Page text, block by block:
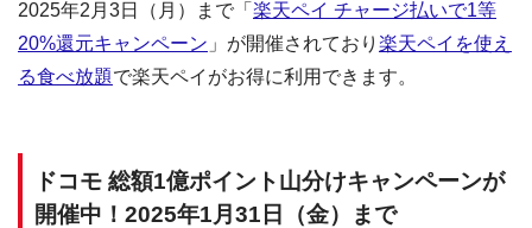
2025年2月3日（月）まで「 楽天ペイ チャージ払いで1等
20%還元キャンペーン 」が開催されており 楽天ペイを使え
る食べ放題で楽天ペイがお得に利用できます。
ドコモ 総額1億ポイント山分けキャンペーンが
開催中！2025年1月31日（金）まで